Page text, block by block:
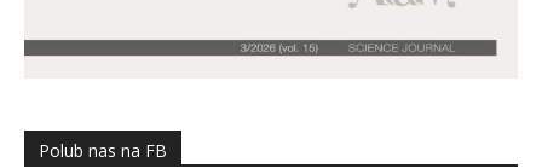
Polub nas na FB